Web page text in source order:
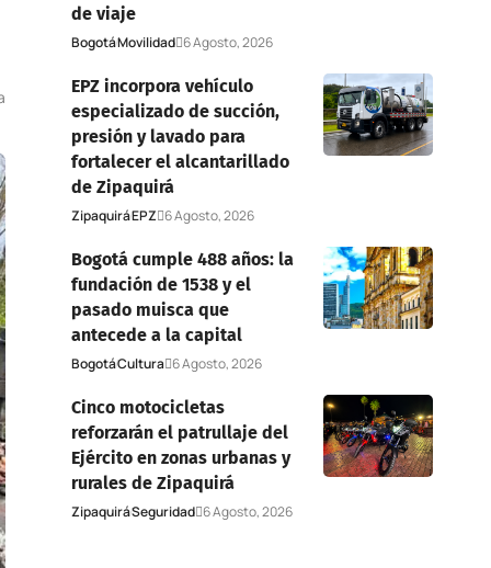
de viaje
BogotáMovilidad 6 Agosto, 2026
EPZ incorpora vehículo
especializado de succión,
presión y lavado para
fortalecer el alcantarillado
de Zipaquirá
ZipaquiráEPZ 6 Agosto, 2026
Bogotá cumple 488 años: la
fundación de 1538 y el
pasado muisca que
antecede a la capital
BogotáCultura 6 Agosto, 2026
Cinco motocicletas
reforzarán el patrullaje del
Ejército en zonas urbanas y
rurales de Zipaquirá
ZipaquiráSeguridad 6 Agosto, 2026